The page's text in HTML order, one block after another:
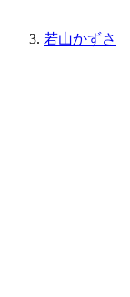
若山かずさ